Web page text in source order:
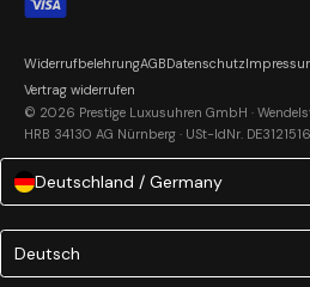
© 2026 Prestige Luxusuhren GmbH ·
HRB 34130 AG Nürnberg · USt-IdNr.
WiderrufbelehrungAGBDatenschutz
Vertrag widerrufen
Deutschland / Germany
Language
Deutsch